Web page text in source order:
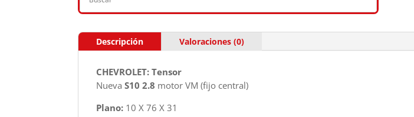
Descripción Valoraciones (0)
CHEVROLET: Tensor
Nueva S10 2.8 motor VM (fijo central)
Plano: 10 X 76 X 31